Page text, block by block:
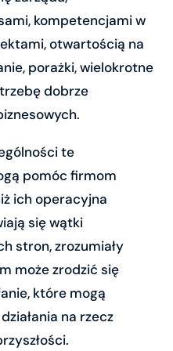
kompetencjami w
otwartością na
porażki, wielokrotne
dobrze
te
pomóc firmom
ich operacyjna
się wątki
stron, zrozumiały
może zrodzić się
które mogą
na rzecz